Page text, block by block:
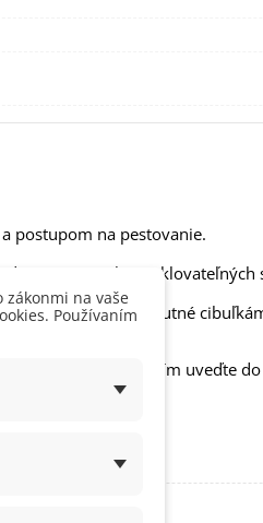
postupom na pestovanie.
papierových
po ich obdržaní je nutné
Pokyny prosím uveďte
zákonmi na vaše
Používaním